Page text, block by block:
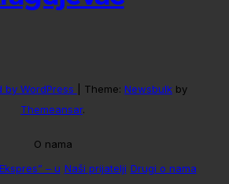
by WordPress Theme: Newsbulk by
Themeansar.
O nama
– u Naši prijatelji Drugi o nama